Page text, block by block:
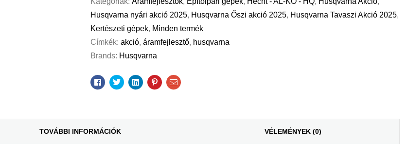
Husqvarna nyári akció 2025, Husqvarna Őszi akció 2025, Husqvarna Tavaszi Akció 2025,
Kertészeti gépek, Minden termék
Címkék:akció,áramfejlesztő, husqvarna
Brands: Husqvarna
Facebook
TwitterLinkedinPinterestEmail
TOVÁBBI INFORMÁCIÓK VÉLEMÉNYEK (0)